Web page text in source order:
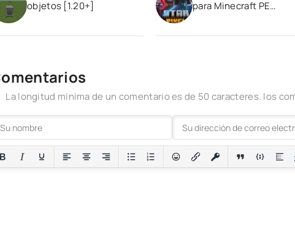
objetos [1.20+]
para Minecraft PE
La longitud mínima de un comentario es de 50 caracteres. los